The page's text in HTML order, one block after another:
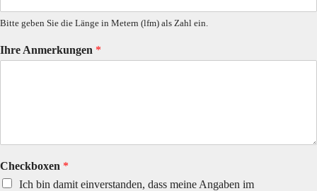
Bitte geben Sie die Länge in Metern (lfm) als Zahl ein.
Ihre Anmerkungen *
Checkboxen *
Ich bin damit einverstanden, dass meine Angaben im